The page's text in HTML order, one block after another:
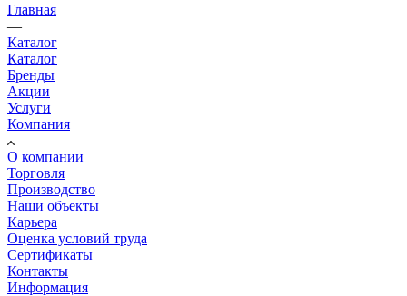
Главная
—
Каталог
Каталог
Бренды
Акции
Услуги
Компания
О компании
Торговля
Производство
Наши объекты
Карьера
Оценка условий труда
Сертификаты
Контакты
Информация